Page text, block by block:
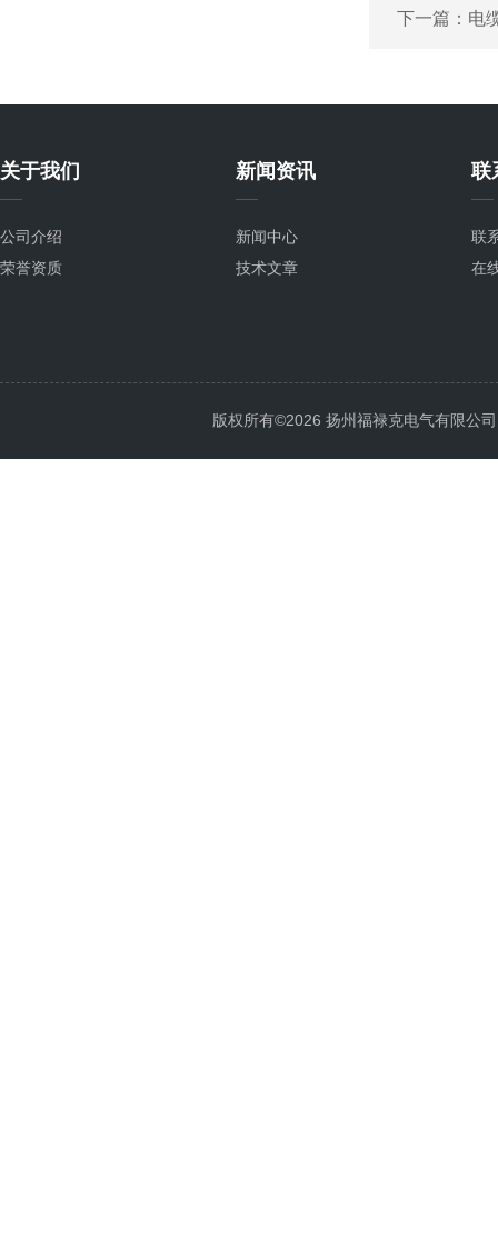
下一篇： 电
关于我们
公司介绍
荣誉资质
新闻资讯
新闻中心
技术文章
联
联
在
版权所有©2026 扬州福禄克电气有限公